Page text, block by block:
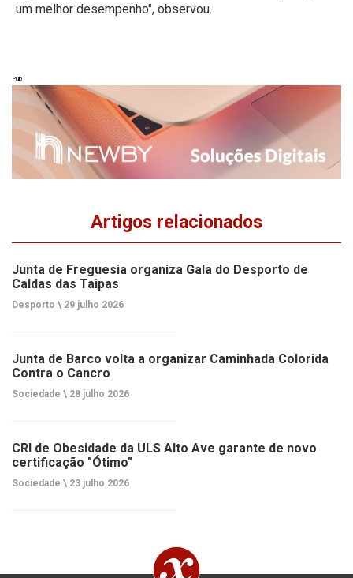
um melhor desempenho", observou.
Pub
Artigos relacionados
Junta de Freguesia organiza Gala do Desporto de
Caldas das Taipas
Desporto \ 29 julho 2026
Junta de Barco volta a organizar Caminhada Colorida
Contra o Cancro
Sociedade \ 28 julho 2026
CRI de Obesidade da ULS Alto Ave garante de novo
certificação "Ótimo"
Sociedade \ 23 julho 2026